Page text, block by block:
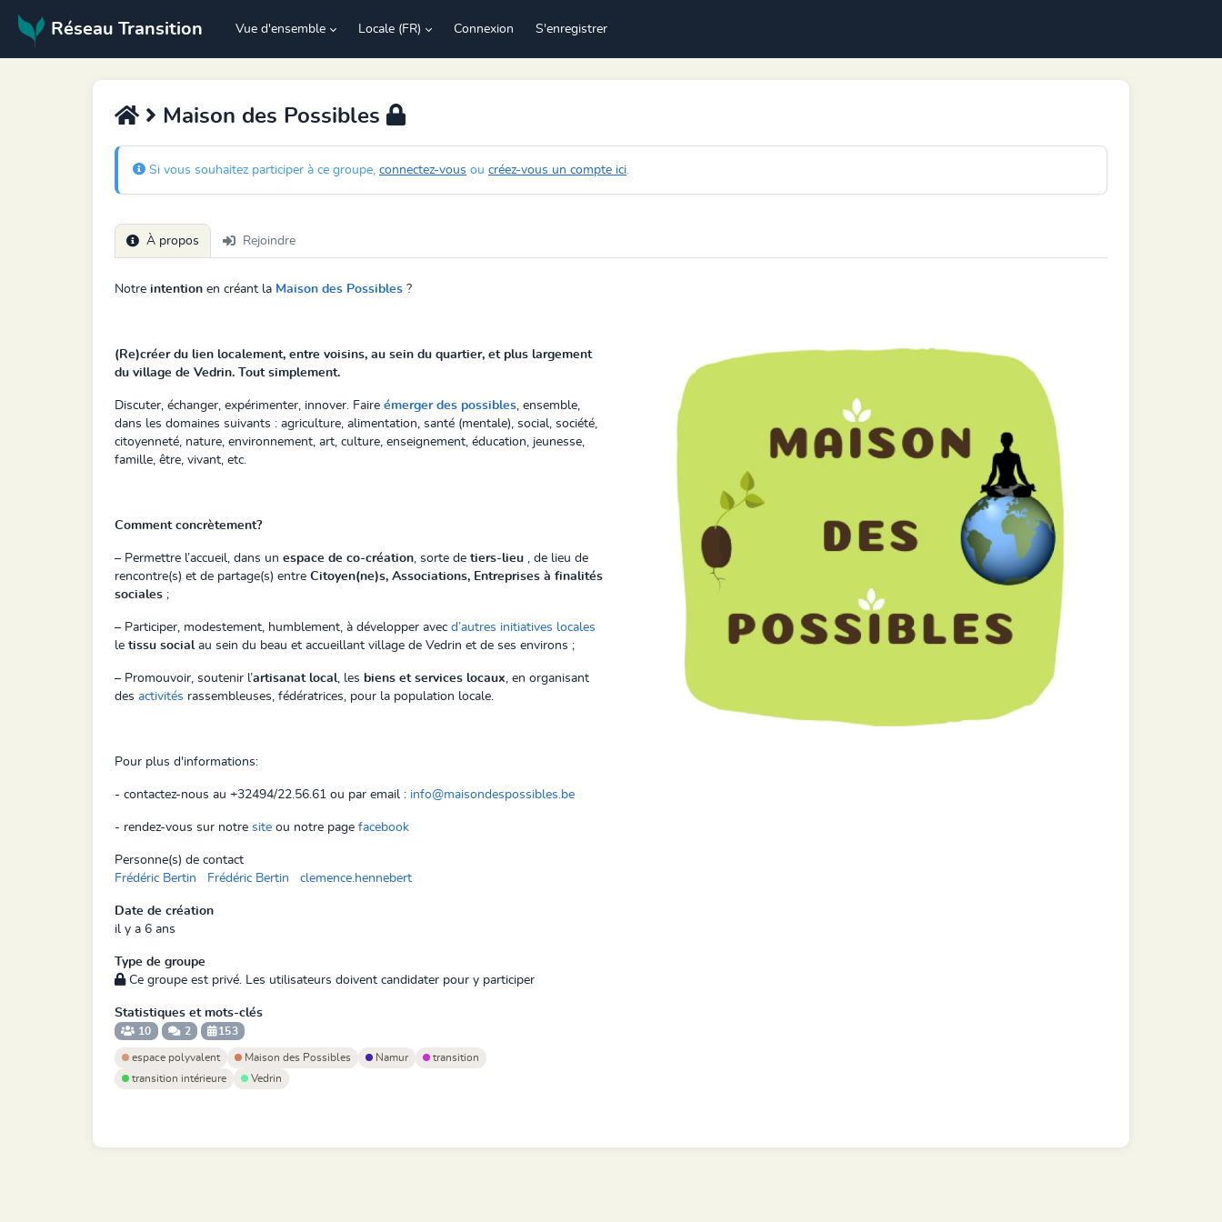
Réseau Transition Vue d'ensemble Locale (FR) Connexion S'enregistrer
Maison des Possibles
Si vous souhaitez participer à ce groupe, connectez-vous ou créez-vous un compte ici.
À propos Rejoindre
Notre intention en créant la Maison des Possibles ?
(Re)créer du lien localement, entre voisins, au sein du quartier, et plus largement
du village de Vedrin. Tout simplement.
Discuter, échanger, expérimenter, innover. Faire émerger des possibles, ensemble,
dans les domaines suivants : agriculture, alimentation, santé (mentale), social, société,
citoyenneté, nature, environnement, art, culture, enseignement, éducation, jeunesse,
famille, être, vivant, etc.
Comment concrètement?
– Permettre l’accueil, dans un espace de co-création, sorte de tiers-lieu , de lieu de
rencontre(s) et de partage(s) entre Citoyen(ne)s, Associations, Entreprises à finalités
sociales ;
– Participer, modestement, humblement, à développer avec d’autres initiatives locales
le tissu socialau sein du beau et accueillant village de Vedrin et de ses environs ;
– Promouvoir, soutenir l’artisanat local, les biens et services locaux, en organisant
des activités rassembleuses, fédératrices, pour la population locale.
Pour plus d'informations:
- contactez-nous au +32494/22.56.61 ou par email : info@maisondespossibles.be
- rendez-vous sur notre site ou notre page facebook
Personne(s) de contact
Frédéric Bertin
Frédéric Bertin clemence.hennebert
Date de création
il y a 6 ans
Type de groupe
Ce groupe est privé. Les utilisateurs doivent candidater pour y participer
Statistiques et mots-clés
10 2 153
espace polyvalent Maison des Possibles Namur
transition
transition intérieure
Vedrin